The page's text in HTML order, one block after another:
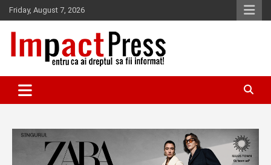
Skip
to
content
Friday, August 7, 2026
IMPACTPRESS